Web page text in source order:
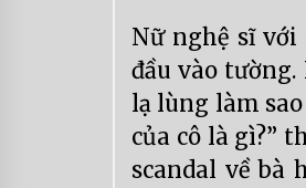
Nữ nghệ sĩ
đầu vào
lạ lùng làm
của cô là gì?”
scandal về bà